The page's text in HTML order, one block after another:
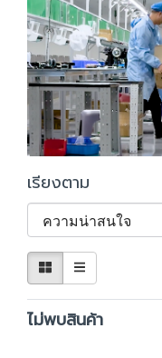
เรียงตาม
ไม่พบสินค้า